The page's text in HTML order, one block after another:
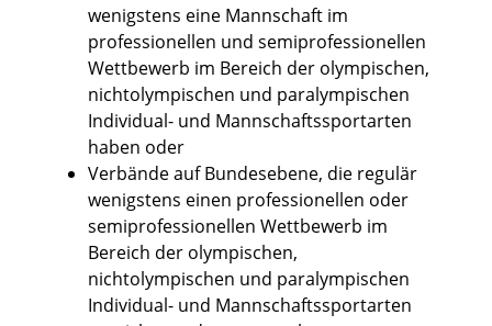
wenigstens eine Mannschaft im
professionellen und semiprofessionellen
Wettbewerb im Bereich der olympischen,
nichtolympischen und paralympischen
Individual- und Mannschaftssportarten
haben oder
Verbände auf Bundesebene, die regulär
wenigstens einen professionellen oder
semiprofessionellen Wettbewerb im
Bereich der olympischen,
nichtolympischen und paralympischen
Individual- und Mannschaftssportarten